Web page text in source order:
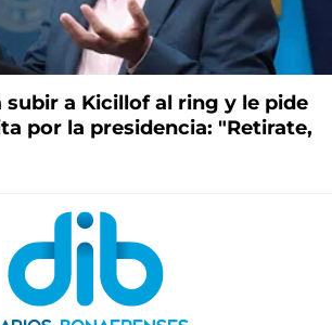
subir a Kicillof al ring y le pide
por la presidencia: "Retirate,